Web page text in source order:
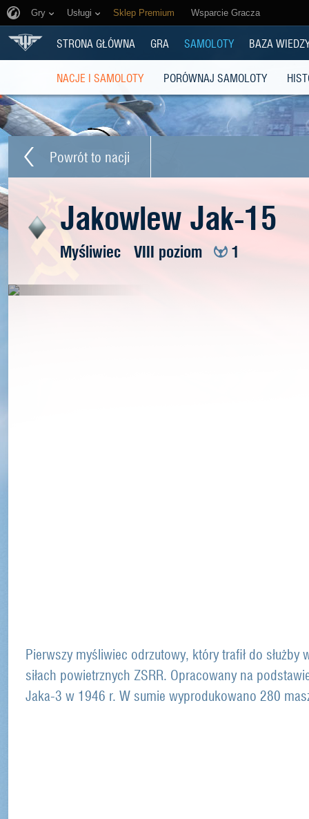
Gry Usługi Sklep Premium Wsparcie Gracza
STRONA GŁÓWNA GRA SAMOLOTY BAZA
NACJE I SAMOLOTY PORÓWNAJ SAMOLOTY
Powrót to nacji
Jakowlew Jak-15
Myśliwiec VIII poziom 1
Pierwszy myśliwiec odrzutowy, który trafił do służby
siłach powietrznych ZSRR. Opracowany na
Jaka-3 w 1946 r. W sumie wyprodukowano 280